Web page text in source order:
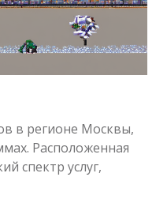
в регионе Москвы,
Расположенная
спектр услуг,